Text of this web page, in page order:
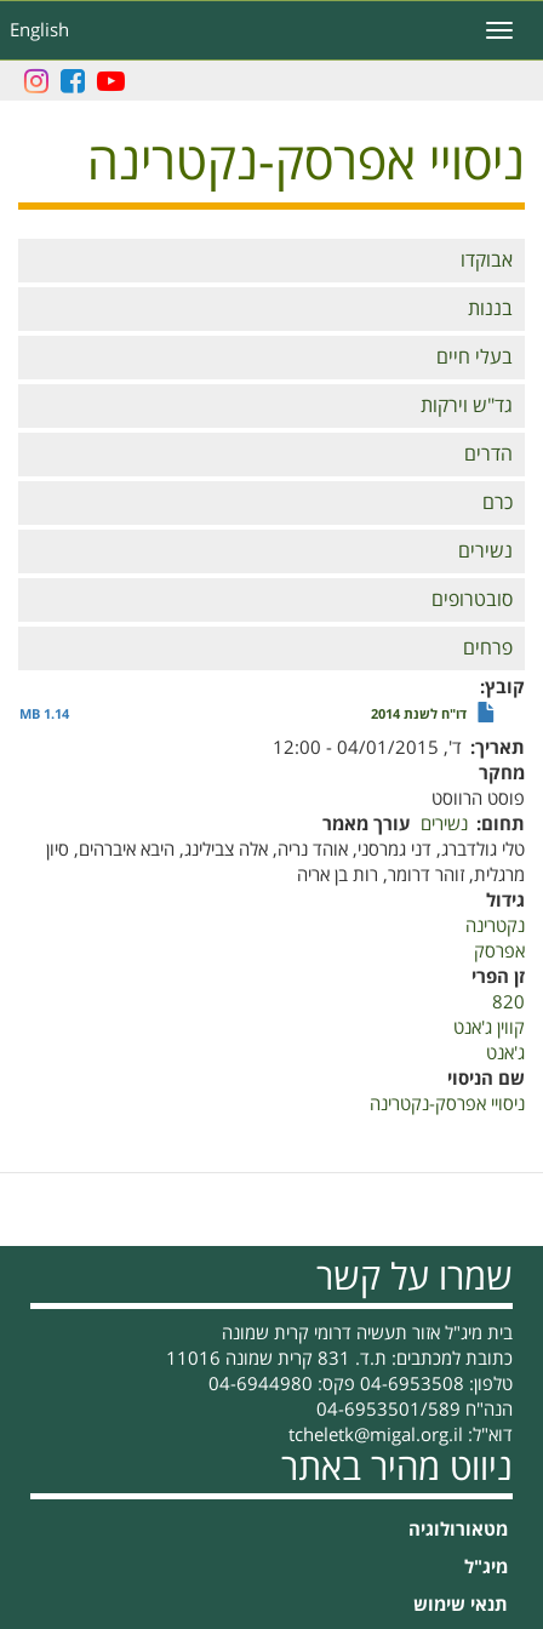
לתוכן
העיקרי
English
Toggle
navigation
ניסויי אפרסק-נקטרינה
Branches
אבוקדו
בננות
בעלי חיים
גד"ש וירקות
הדרים
כרם
נשירים
סובטרופים
פרחים
קובץ
דו"ח לשנת 2014 1.14 MB
תאריך ד', 04/01/2015 - 12:00
מחקר
פוסט הרווסט
תחום נשירים עורך מאמר
טלי גולדברג, דני גמרסני, אוהד נריה, אלה צבילינג, היבא איברהים, סיון
מרגלית, זוהר דרומר, רות בן אריה
גידול
נקטרינה
אפרסק
זן הפרי
820
קווין ג'אנט
ג'אנט
שם הניסוי
ניסויי אפרסק-נקטרינה
שמרו על קשר
בית מיג"ל אזור תעשיה דרומי קרית שמונה
כתובת למכתבים: ת.ד. 831 קרית שמונה 11016
טלפון: 04-6953508 פקס: 04-6944980
הנה"ח 04-6953501/589
דוא"ל: tcheletk@migal.org.il
ניווט מהיר באתר
מטאורולוגיה
מיג"ל
תנאי שימוש